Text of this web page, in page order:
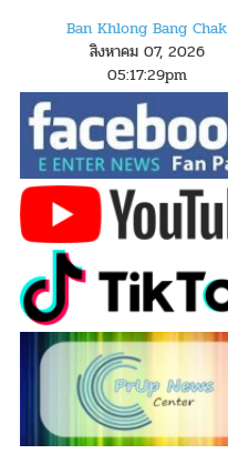
Ban Khlong Bang Chak
สิงหาคม 07, 2026
05:17:30pm